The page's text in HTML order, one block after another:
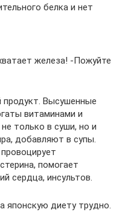
белка и нет
железа! -Пожуйте
Высушенные
витаминами и
только в суши, но и
добавляют в супы.
помогает
сердца, инсультов.
японскую диету трудно.